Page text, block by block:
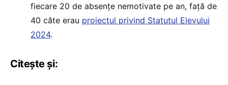
fiecare 20 de absențe nemotivate pe an, față de
40 câte erau proiectul privind Statutul Elevului
2024.
Citește și: